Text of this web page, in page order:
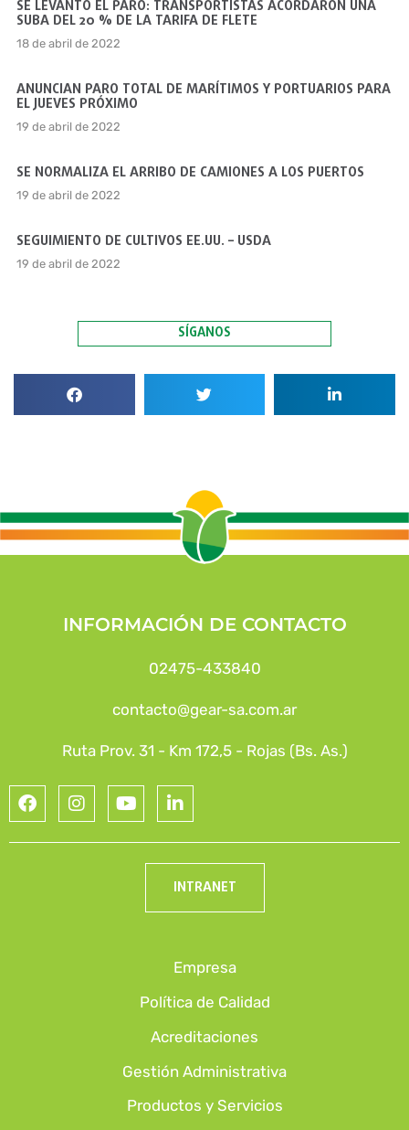
SE LEVANTÓ EL PARO: TRANSPORTISTAS ACORDARON UNA
SUBA DEL 20 % DE LA TARIFA DE FLETE
18 de abril de 2022
ANUNCIAN PARO TOTAL DE MARÍTIMOS Y PORTUARIOS PARA
EL JUEVES PRÓXIMO
19 de abril de 2022
SE NORMALIZA EL ARRIBO DE CAMIONES A LOS PUERTOS
19 de abril de 2022
SEGUIMIENTO DE CULTIVOS EE.UU. – USDA
19 de abril de 2022
SÍGANOS
INFORMACIÓN DE CONTACTO
02475-433840
contacto@gear-sa.com.ar
Ruta Prov. 31 - Km 172,5 - Rojas (Bs. As.)
INTRANET
Empresa
Política de Calidad
Acreditaciones
Gestión Administrativa
Productos y Servicios